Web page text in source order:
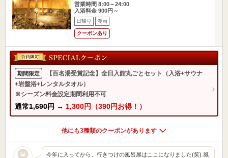
営業時間 8:00～24:00
入浴料金 900円～
日帰り 漫画
クーポンあり
期間限定
【百名湯受賞記念】全日入館丸ごとセット（入浴+サウナ
+岩盤浴+レンタルタオル）
※シーズン料金設定期間利用不可
通常1,690円 → 1,300円（390円お得！）
他にも3種類のクーポンがあります
今年に入ってから、行きつけの風呂屋はここになりました(笑) 風